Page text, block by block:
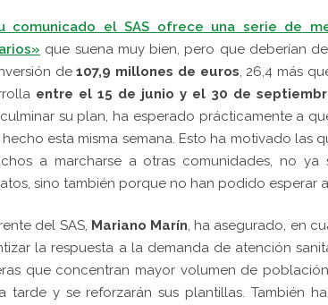
comunicado el SAS ofrece una serie de
que suena muy bien, pero que deberían
de107,9 millones de euros, 26,4 más
entre el 15 de junio y el 30 de
su plan, ha esperado prácticamente a
esta misma semana. Esto ha motivado las
a marcharse a otras comunidades, no
sino también porque no han podido esperar
del SAS, Mariano Marín, ha asegurado, en
la respuesta a la demanda de atención
que concentran mayor volumen de
tarde y se reforzarán sus plantillas. También